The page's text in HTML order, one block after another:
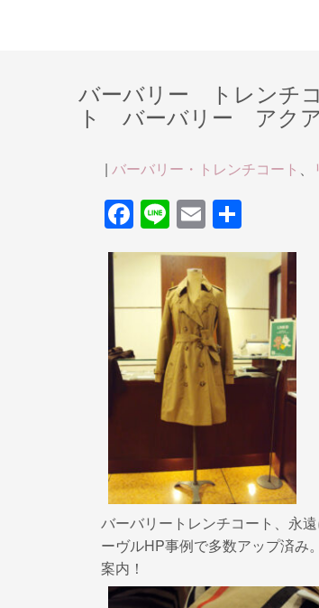
バーバリー トレンチ
ト バーバリー アク
| バーバリー・トレンチコート 、
F
a
c
e
o
o
Li
n
e
E
m
ail
有
バーバリートレンチコート、永
ーヴルHP事例で多数アップ済み
案内！